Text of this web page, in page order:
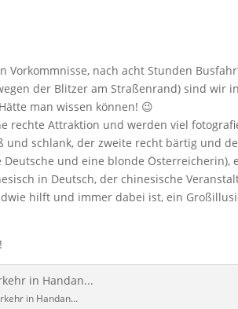
Vorkommnisse, nach acht Stunden
der Blitzer am Straßenrand) sind wir
man wissen können! 😉
rechte Attraktion und werden viel
und schlank, der zweite recht bärtig und
und eine blonde Österreicherin),
in Deutsch, der chinesische
hilft und immer dabei ist, ein
in Handan...